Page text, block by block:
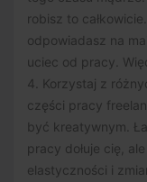
robisz to
odpowiadasz na
uciec od pracy.
4. Korzystaj z
części pracy
być kreatywnym.
pracy dołuje cię,
elastyczności i